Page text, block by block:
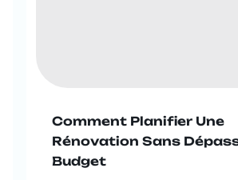
Comment Planifier Une
Rénovation Sans
Budget